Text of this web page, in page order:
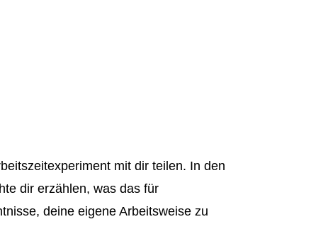
mit dir teilen. In den
dir erzählen, was das für
deine eigene Arbeitsweise zu